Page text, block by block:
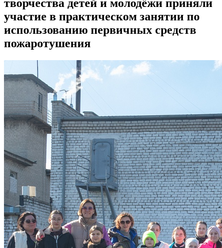
творчества детей и молодёжи приняли
участие в практическом занятии по
использованию первичных средств
пожаротушения